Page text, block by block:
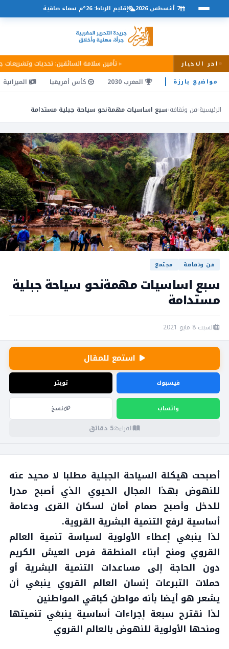
اخر الاخبار تأمين سلامة السائقين: تحديات
7 أغسطس 2026 إقليم الرباط: 26°م سماء صافية
مواضيع بارزة المغرب 2030 كأس أفريقيا الميزانية
الرئيسية›فن وثقافة›سبع اساسيات مهمةنحو سياحة جبلية مستدامة
فن وثقافة مجتمع
سبع اساسيات مهمةنحو سياحة جبلية
مستدامة
السبت 8 مايو 2021
استمع للمقال
فيسبوك تويتر
واتساب نسخ
القراءة:5 دقائق
أصبحت هيكلة السياحة الجبلية مطلبا لا محيد عنه
للنهوض بهذا المجال الحيوي الذي أصبح مدرا
للدخل وأصبح صمام أمان لسكان القرى ودعامة
أساسية لرفع التنمية البشرية القروية.
لذا ينبغي إعطاء الأولوية لسياسة تنمية العالم
القروي ومنح أبناء المنطقة فرص العيش الكريم
دون الحاجة إلى مساعدات التنمية البشرية أو
حملات التبرعات إنسان العالم القروي ينبغي أن
يشعر هو أيضا بأنه مواطن كباقي المواطنين
لذا نقترح سبعة إجراءات أساسية ينبغي تنميتها
ومنحها الأولوية للنهوض بالعالم القروي